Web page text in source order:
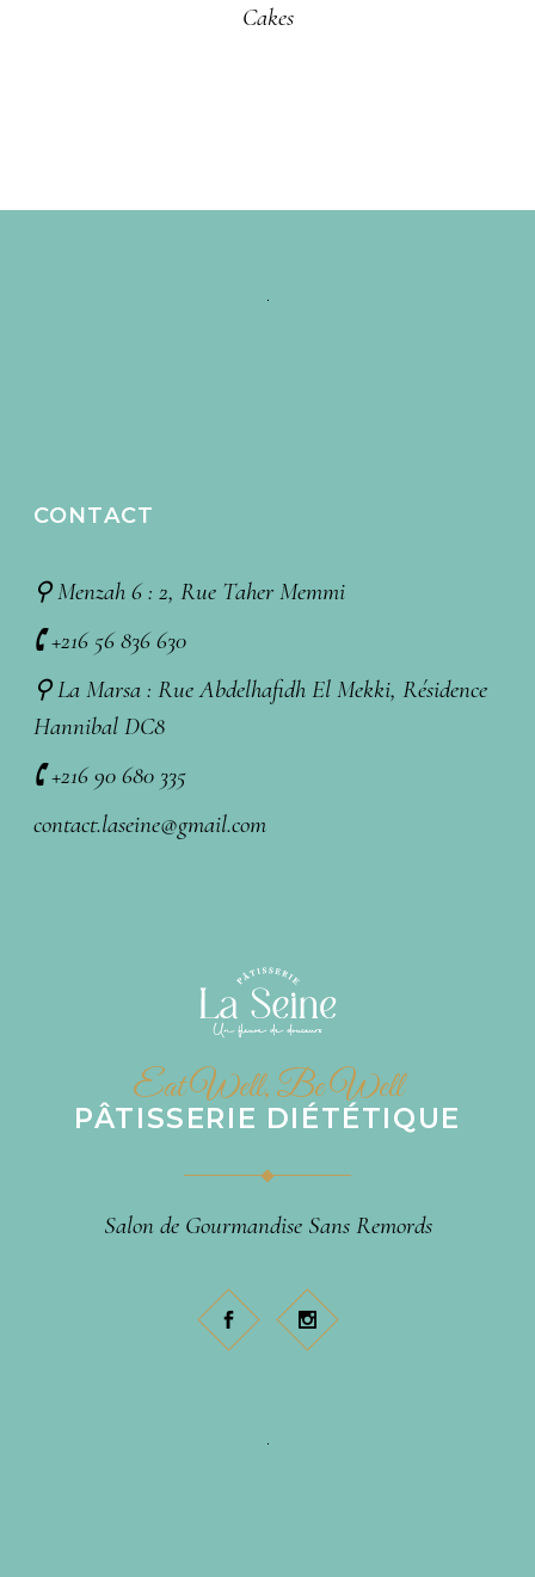
Cakes
CONTACT
⚲ Menzah 6 : 2, Rue Taher Memmi
🕻 +216 56 836 630
⚲ La Marsa : Rue Abdelhafidh El Mekki, Résidence
Hannibal DC8
🕻 +216 90 680 335
contact.laseine@gmail.com
Eat Well, Be Well
PÂTISSERIE DIÉTÉTIQUE
Salon de Gourmandise Sans Remords